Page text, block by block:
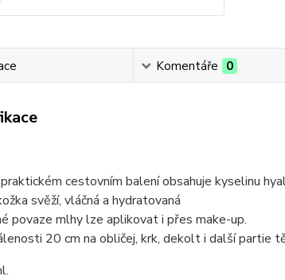
Komentáře 0
cestovním balení obsahuje kyselinu
svěží, vláčná a hydratovaná
povaze mlhy lze aplikovat i přes make-up.
20 cm na obličej, krk, dekolt i další partie